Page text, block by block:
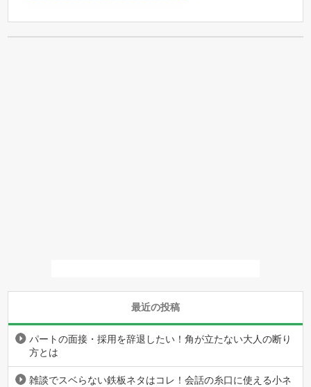
最近の投稿
パートの面接・採用を辞退したい！角が立たない大人の断り
方とは
雑談でスベらない鉄板ネタはコレ！会話の糸口に使える小ネ